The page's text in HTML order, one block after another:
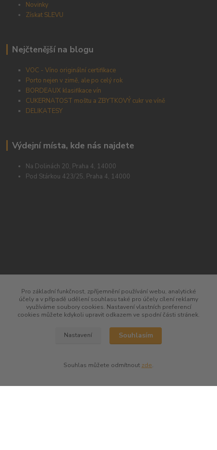
Novinky
Získat SLEVU
Nejčtenější na blogu
VOC - Víno originální certifikace
Porto nejen v zimě, ale po celý rok
BORDEAUX klasifikace vín
CUKERNATOST moštu a ZBYTKOVÝ cukr ve víně
DELIKATESY
Výdejní místa, kde nás najdete
Na Dolinách 20, Praha 4, 14000
Pod Stárkou 423/25, Praha 4, 14000
Pro základní funkčnost, zpříjemnění používání webu, analytické
účely a v případě udělení souhlasu také pro účely cílení reklamy
využíváme soubory cookies. Nastavení vlastních preferencí
cookies můžete kdykoli upravit odkazem ve spodní části stránek.
Nastavení Souhlasím
Souhlas můžete odmítnout zde.